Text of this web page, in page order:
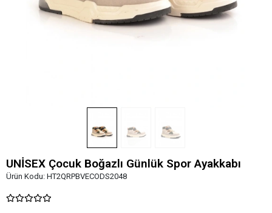
UNİSEX Çocuk Boğazlı Günlük Spor Ayakkabı
Ürün Kodu: HT2QRPBVECODS2048